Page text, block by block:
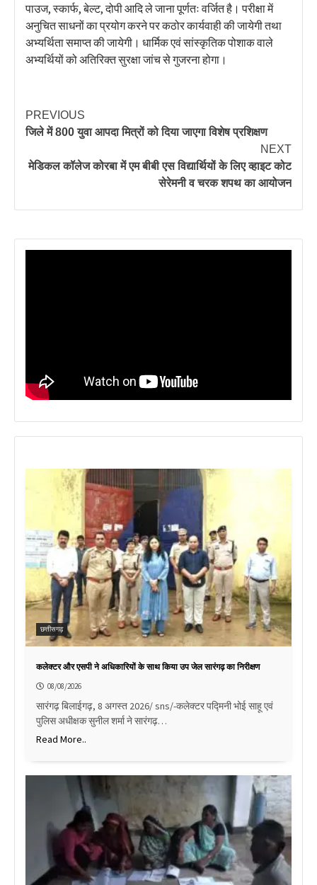
पाउज, स्कार्फ, बेल्ट, दोपी आदि ले जाना पूर्णतः वर्जित है। परीक्षा में
अनुचित साधनों का प्रयोग करने पर कठोर कार्यवाही की जायेगी तथा
अभ्यर्थिता समाप्त की जायेगी। धार्मिक एवं सांस्कृतिक पोशाक वाले
अभ्यर्थियों को अतिरिक्त सुरक्षा जांच से गुजरना होगा।
PREVIOUS
जिले में 800 युवा आपदा मित्रों को दिया जाएगा विशेष प्रशिक्षण
NEXT
मेडिकल कॉलेज कोरबा में एम बीबी एस विद्यार्थियों के लिए व्हाइट कोट
सेरेमनी व चरक शपथ का आयोजन
छत्तीसगढ़
कलेक्टर और एसपी ने अधिकारियों के साथ किया उप जेल सारंगढ़ का निरीक्षण
08/08/2026
सारंगढ़ बिलाईगढ़, 8 अगस्त 2026/ sns/-कलेक्टर पद्मिनी भोई साहू एवं
पुलिस अधीक्षक सुनील शर्मा ने सारंगढ़…
Read More..